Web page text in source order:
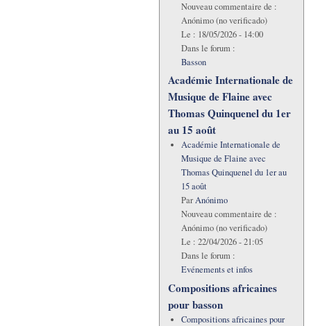
Nouveau commentaire de :
Anónimo (no verificado)
Le : 18/05/2026 - 14:00
Dans le forum :
Basson
Académie Internationale de
Musique de Flaine avec
Thomas Quinquenel du 1er
au 15 août
Académie Internationale de
Musique de Flaine avec
Thomas Quinquenel du 1er au
15 août
ParAnónimo
Nouveau commentaire de :
Anónimo (no verificado)
Le : 22/04/2026 - 21:05
Dans le forum :
Evénements et infos
Compositions africaines
pour basson
Compositions africaines pour